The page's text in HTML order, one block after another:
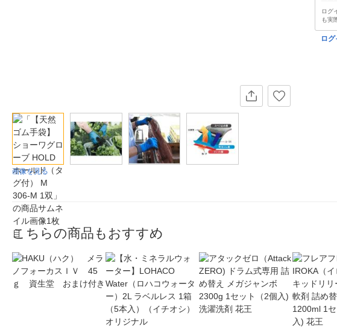
画像を見る
ログ
も実
ロ
こちらの商品もおすすめ